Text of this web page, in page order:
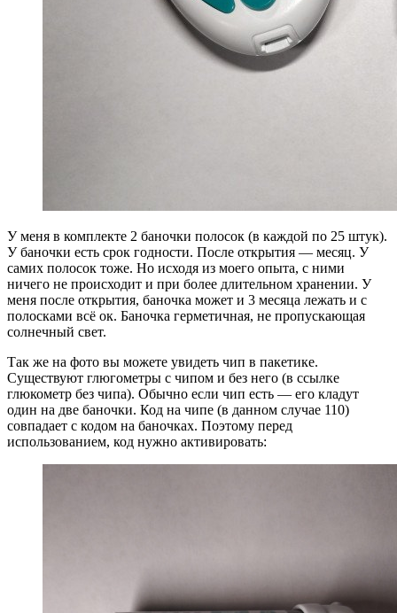
У меня в комплекте 2 баночки полосок (в каждой по 25 штук).
У баночки есть срок годности. После открытия — месяц. У
самих полосок тоже. Но исходя из моего опыта, с ними
ничего не происходит и при более длительном хранении. У
меня после открытия, баночка может и 3 месяца лежать и с
полосками всё ок. Баночка герметичная, не пропускающая
солнечный свет.
Так же на фото вы можете увидеть чип в пакетике.
Существуют глюгометры с чипом и без него (в ссылке
глюкометр без чипа). Обычно если чип есть — его кладут
один на две баночки. Код на чипе (в данном случае 110)
совпадает с кодом на баночках. Поэтому перед
использованием, код нужно активировать: